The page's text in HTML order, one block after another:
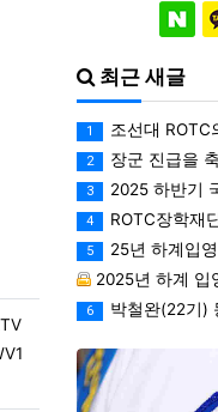
최근 새글
1
조선대 ROTC의 쾌거! 이학승·김하
2
장군 진급을 축하드립니다. 소장 박민영(31기/정
3
2025 하반기 국
4 ROTC장학재단, ‘제8회 후배사랑 골프
5
25년 하계입영훈
2025년 하계 입영훈련 후보
6 박철완(22기) 동문 호주관광청 주